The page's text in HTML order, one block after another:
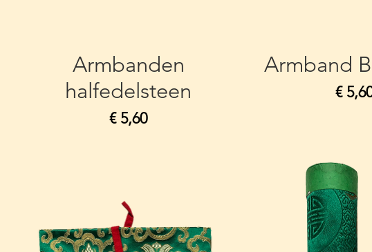
Armbanden
halfedelsteen
Prijs
€ 5,60
Armband
Prijs
€